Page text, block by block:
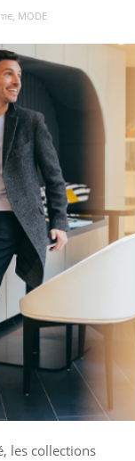
, MODE
les collections